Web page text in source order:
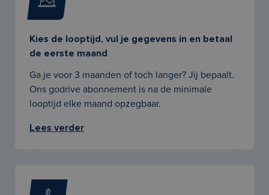
Kies de looptijd, vul je gegevens in en betaal
de eerste maand
Ga je voor 3 maanden of toch langer? Jij bepaalt.
Ons godrive abonnement is na de minimale
looptijd elke maand opzegbaar.
Lees verder